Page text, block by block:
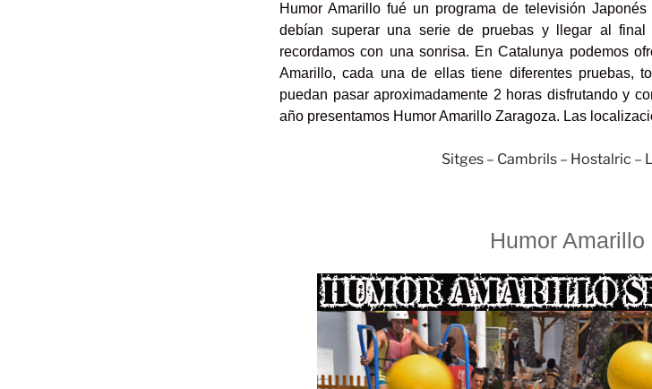
Humor Amarillo fué un programa de televisión
debían superar una serie de pruebas y llegar al
recordamos con una sonrisa. En Catalunya podemos
Amarillo, cada una de ellas tiene diferentes pruebas,
puedan pasar aproximadamente 2 horas disfrutando y
año presentamos Humor Amarillo Zaragoza. Las
Sitges– Cambrils– Hostalric –
Humor Amarillo